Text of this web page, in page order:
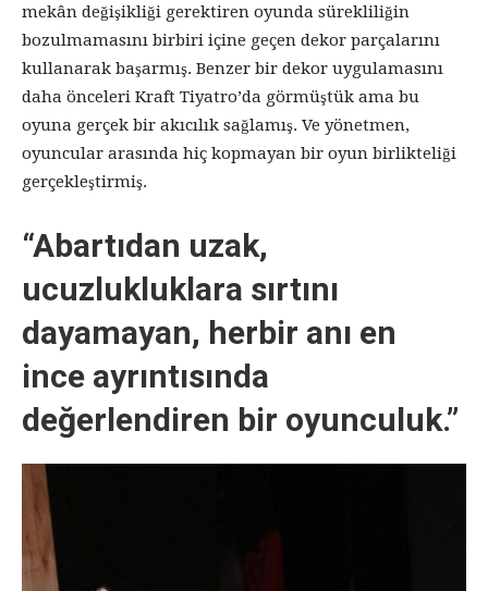
mekân değişikliği gerektiren oyunda sürekliliğin
bozulmamasını birbiri içine geçen dekor parçalarını
kullanarak başarmış. Benzer bir dekor uygulamasını
daha önceleri Kraft Tiyatro’da görmüştük ama bu
oyuna gerçek bir akıcılık sağlamış. Ve yönetmen,
oyuncular arasında hiç kopmayan bir oyun birlikteliği
gerçekleştirmiş.
“Abartıdan uzak,
ucuzlukluklara sırtını
dayamayan, herbir anı en
ince ayrıntısında
değerlendiren bir oyunculuk.”